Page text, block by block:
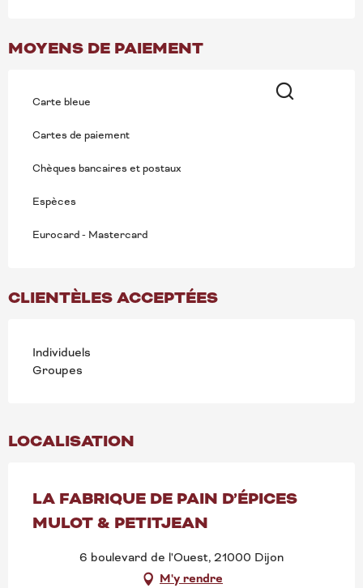
MOYENS DE PAIEMENT
Carte bleue
Cartes de paiement
Chèques bancaires et postaux
Espèces
Eurocard - Mastercard
CLIENTÈLES ACCEPTÉES
Individuels
Groupes
LOCALISATION
LA FABRIQUE DE PAIN D’ÉPICES
MULOT & PETITJEAN
6 boulevard de l'Ouest, 21000 Dijon
M'y rendre